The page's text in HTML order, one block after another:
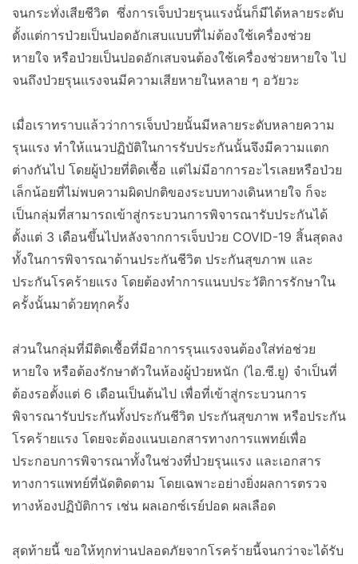
จนกระทั่งเสียชีวิต ซึ่งการเจ็บป่วยรุนแรงนั้นก็มีได้หลายระดับ
ตั้งแต่การป่วยเป็นปอดอักเสบแบบที่ไม่ต้องใช้เครื่องช่วย
หายใจ หรือป่วยเป็นปอดอักเสบจนต้องใช้เครื่องช่วยหายใจ ไป
จนถึงป่วยรุนแรงจนมีความเสียหายในหลาย ๆ อวัยวะ
เมื่อเราทราบแล้วว่าการเจ็บป่วยนั้นมีหลายระดับหลายความ
รุนแรง ทำให้แนวปฏิบัติในการรับประกันนั้นจึงมีความแตก
ต่างกันไป โดยผู้ป่วยที่ติดเชื้อ แต่ไม่มีอาการอะไรเลยหรือป่วย
เล็กน้อยที่ไม่พบความผิดปกติของระบบทางเดินหายใจ ก็จะ
เป็นกลุ่มที่สามารถเข้าสู่กระบวนการพิจารณารับประกันได้
ตั้งแต่ 3 เดือนขึ้นไปหลังจากการเจ็บป่วย COVID-19 สิ้นสุดลง
ทั้งในการพิจารณาด้านประกันชีวิต ประกันสุขภาพ และ
ประกันโรคร้ายแรง โดยต้องทำการแนบประวัติการรักษาใน
ครั้งนั้นมาด้วยทุกครั้ง
ส่วนในกลุ่มที่มีติดเชื้อที่มีอาการรุนแรงจนต้องใส่ท่อช่วย
หายใจ หรือต้องรักษาตัวในห้องผู้ป่วยหนัก (ไอ.ซี.ยู) จำเป็นที่
ต้องรอตั้งแต่ 6 เดือนเป็นต้นไป เพื่อที่เข้าสู่กระบวนการ
พิจารณารับประกันทั้งประกันชีวิต ประกันสุขภาพ หรือประกัน
โรคร้ายแรง โดยจะต้องแนบเอกสารทางการแพทย์เพื่อ
ประกอบการพิจารณาทั้งในช่วงที่ป่วยรุนแรง และเอกสาร
ทางการแพทย์ที่นัดติดตาม โดยเฉพาะอย่างยิ่งผลการตรวจ
ทางห้องปฏิบัติการ เช่น ผลเอกซ์เรย์ปอด ผลเลือด
สุดท้ายนี้ ขอให้ทุกท่านปลอดภัยจากโรคร้ายนี้จนกว่าจะได้รับ